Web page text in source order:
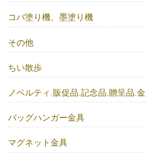
コバ塗り機、墨塗り機
その他
ちい散歩
ノベルティ.販促品.記念品.贈呈品.
バッグハンガー金具
マグネット金具